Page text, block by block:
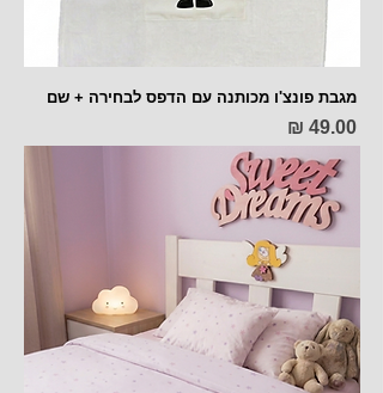
מגבת פונצ'ו מכותנה עם הדפס לבחירה + שם
מחיר